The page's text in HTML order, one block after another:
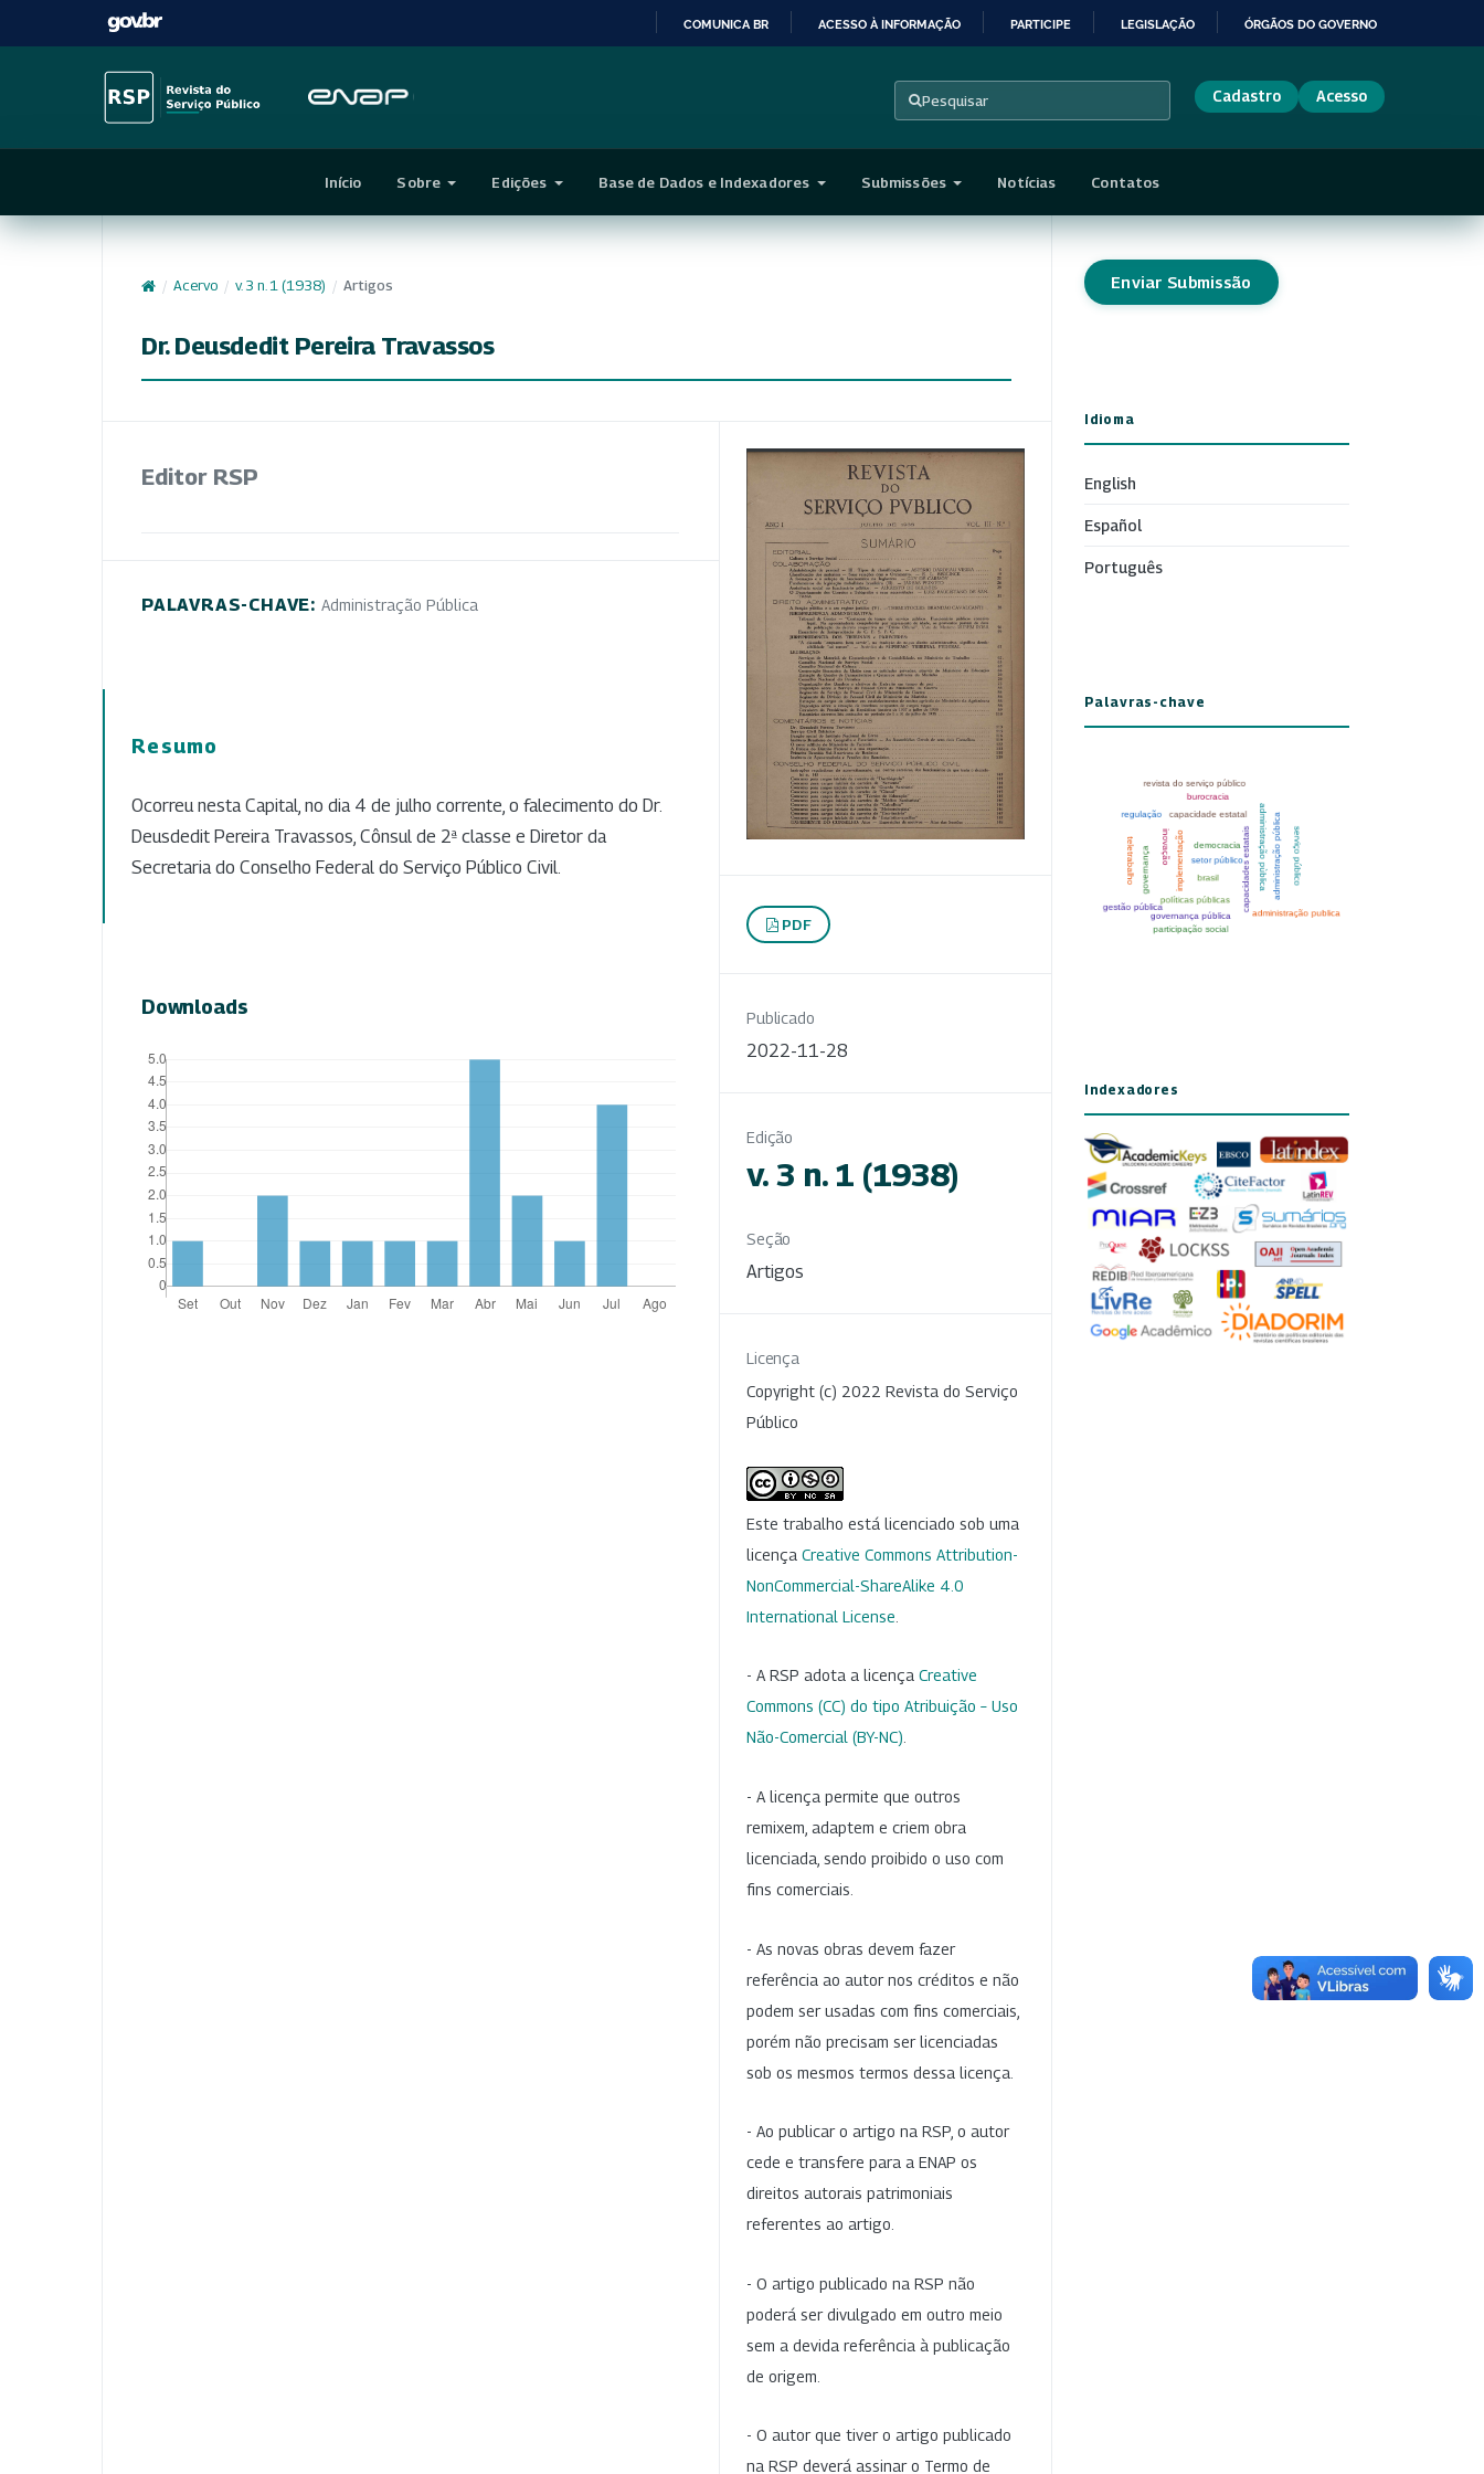
CONTEÚDO
COMUNICA BR ACESSO À INFORMAÇÃO PARTICIPE LEGISLAÇÃO ÓRGÃOS DO GOVERNO
Pesquisar Cadastro Acesso
Início Sobre Edições Base de Dados e Indexadores Submissões Notícias Contatos
/ Acervo / v. 3 n. 1 (1938) / Artigos
Dr. Deusdedit Pereira Travassos
Editor RSP
PALAVRAS-CHAVE: Administração Pública
Resumo
Ocorreu nesta Capital, no dia 4 de julho corrente, o falecimento do Dr.
Deusdedit Pereira Travassos, Cônsul de 2ª classe e Diretor da
Secretaria do Conselho Federal do Serviço Público Civil.
Downloads
PDF
Publicado
2022-11-28
Edição
v. 3 n. 1 (1938)
Seção
Artigos
Licença
Copyright (c) 2022 Revista do Serviço
Público
Este trabalho está licenciado sob uma
licença Creative Commons Attribution-
NonCommercial-ShareAlike 4.0
International License
- A RSP adota a licença Creative
Commons (CC) do tipo Atribuição – Uso
Não-Comercial (BY-NC).
- A licença permite que outros
remixem, adaptem e criem obra
licenciada, sendo proibido o uso com
fins comerciais.
- As novas obras devem fazer
referência ao autor nos créditos e não
podem ser usadas com fins comerciais,
porém não precisam ser licenciadas
sob os mesmos termos dessa licença.
- Ao publicar o artigo na RSP, o autor
cede e transfere para a ENAP os
direitos autorais patrimoniais
referentes ao artigo.
- O artigo publicado na RSP não
poderá ser divulgado em outro meio
sem a devida referência à publicação
de origem.
- O autor que tiver o artigo publicado
na RSP deverá assinar o Termo de
Enviar Submissão
Idioma
English
Español
Português
Palavras-chave
Indexadores